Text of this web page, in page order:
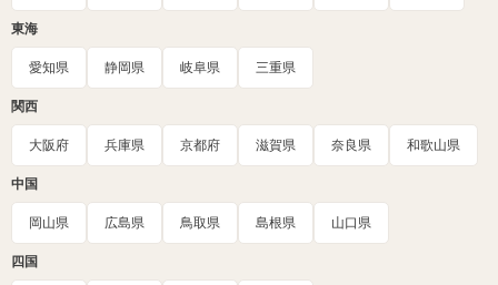
東海
愛知県 静岡県 岐阜県 三重県
関西
大阪府 兵庫県 京都府 滋賀県 奈良県 和歌山県
中国
岡山県 広島県 鳥取県 島根県 山口県
四国